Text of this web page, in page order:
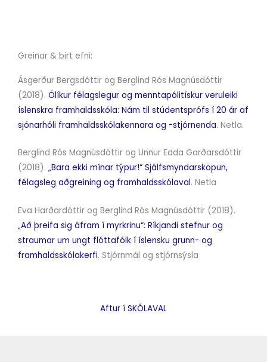
Greinar & birt efni:
Ásgerður Bergsdóttir og Berglind Rós Magnúsdóttir
(2018). Ólíkur félagslegur og menntapólitískur veruleiki
íslenskra framhaldsskóla: Nám til stúdentsprófs í 20 ár af
sjónarhóli framhaldsskólakennara og -stjórnenda. Netla.
Berglind Rós Magnúsdóttir og Unnur Edda Garðarsdóttir
(2018). „Bara ekki mínar týpur!“ Sjálfsmyndarsköpun,
félagsleg aðgreining og framhaldsskólaval. Netla
Eva Harðardóttir og Berglind Rós Magnúsdóttir (2018).
„Að þreifa sig áfram í myrkrinu“: Ríkjandi stefnur og
straumar um ungt flóttafólk í íslensku grunn- og
framhaldsskólakerfi. Stjórnmál og stjórnsýsla
Aftur í SKÓLAVAL